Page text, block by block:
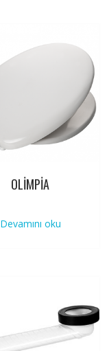
OLİMPİA
Devamını oku